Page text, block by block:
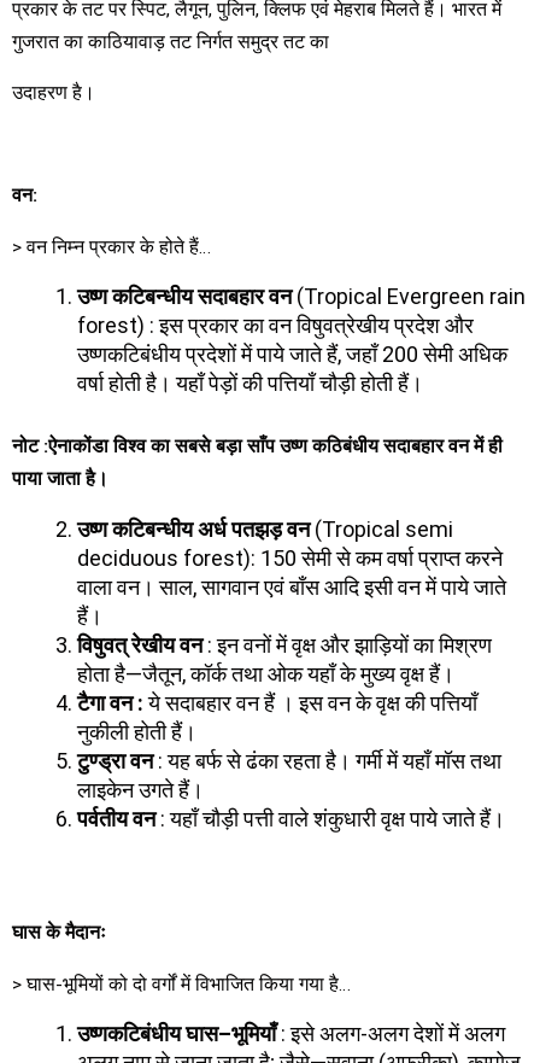
प्रकार के तट पर स्पिट, लैगून, पुलिन, क्लिफ एवं मेहराब मिलते हैं। भारत में
गुजरात का काठियावाड़ तट निर्गत समुद्र तट का
उदाहरण है।
वन:
> वन निम्न प्रकार के होते हैं…
उष्ण कटिबन्धीय सदाबहार वन(Tropical Evergreen rain
forest) : इस प्रकार का वन विषुवत्रेखीय प्रदेश और
उष्णकटिबंधीय प्रदेशों में पाये जाते हैं, जहाँ 200 सेमी अधिक
वर्षा होती है। यहाँ पेड़ों की पत्तियाँ चौड़ी होती हैं।
नोट :ऐनाकोंडा विश्व का सबसे बड़ा साँप उष्ण कठिबंधीय सदाबहार वन में ही
पाया जाता है।
उष्ण कटिबन्धीय अर्ध पतझड़ वन(Tropical semi
deciduous forest): 150 सेमी से कम वर्षा प्राप्त करने
वाला वन। साल, सागवान एवं बाँस आदि इसी वन में पाये जाते
हैं।
विषुवत् रेखीय वन: इन वनों में वृक्ष और झाड़ियों का मिश्रण
होता है—जैतून, कॉर्क तथा ओक यहाँ के मुख्य वृक्ष हैं।
टैगा वन:ये सदाबहार वन हैं । इस वन के वृक्ष की पत्तियाँ
नुकीली होती हैं।
टुण्ड्रा वन: यह बर्फ से ढंका रहता है। गर्मी में यहाँ मॉस तथा
लाइकेन उगते हैं।
पर्वतीय वन: यहाँ चौड़ी पत्ती वाले शंकुधारी वृक्ष पाये जाते हैं।
घास के मैदानः
> घास-भूमियों को दो वर्गों में विभाजित किया गया है…
उष्णकटिबंधीय घास–भूमियाँ: इसे अलग-अलग देशों में अलग